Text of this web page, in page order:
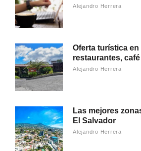
Alejandro Herrera
Oferta turística
restaurantes,
Alejandro Herrera
Las mejores
El Salvador
Alejandro Herrera